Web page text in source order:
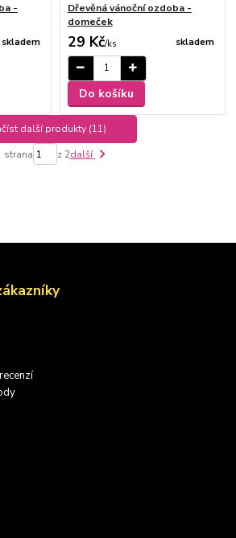
-
skladem
Dřevěná vánoční ozdoba -
domeček
29 Kč/ks skladem
Do košíku
další produkty (11)
strana
z 2další